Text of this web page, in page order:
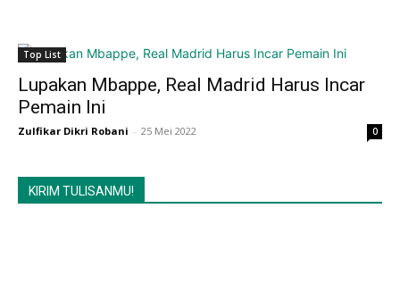
Top List
Lupakan Mbappe, Real Madrid Harus Incar
Pemain Ini
Zulfikar Dikri Robani - 25 Mei 2022 0
KIRIM TULISANMU!